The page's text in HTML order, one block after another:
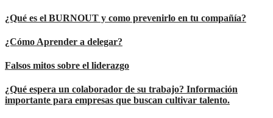
¿Qué es el BURNOUT y como prevenirlo en tu compañía?
¿Cómo Aprender a delegar?
Falsos mitos sobre el liderazgo
¿Qué espera un colaborador de su trabajo? Información
importante para empresas que buscan cultivar talento.